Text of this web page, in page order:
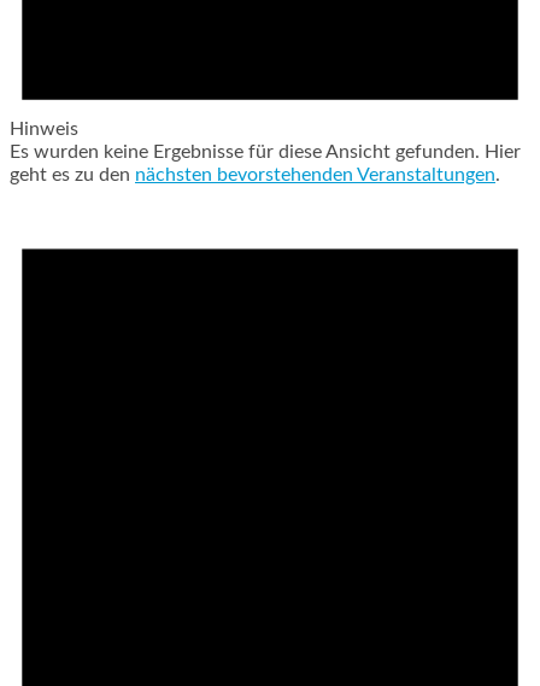
Hinweis
Es wurden keine Ergebnisse für diese Ansicht gefunden. Hier
geht es zu den nächsten bevorstehenden Veranstaltungen.